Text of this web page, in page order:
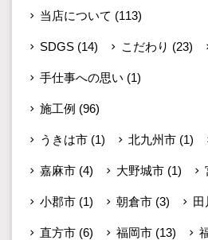
当店について (113)
SDGS (14) こだわり (23)
手仕事への思い (1)
施工例 (96)
うきは市 (1) 北九州市 (1)
嘉麻市 (4) 大野城市 (1)
小郡市 (1) 朝倉市 (3) 田
直方市 (6) 福岡市 (13)